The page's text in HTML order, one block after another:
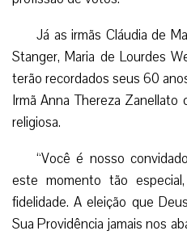
Já as irmãs Cláudia de
Stanger, Maria de Lourdes
terão recordados seus 60
Irmã Anna Thereza Zanellato
religiosa.
“Você é nosso
este momento tão
fidelidade. A eleição que
Sua Providência jamais nos